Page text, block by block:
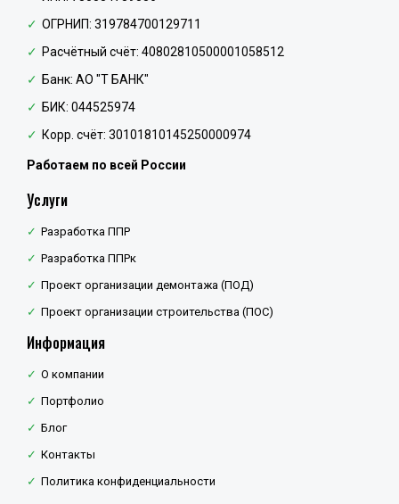
ОГРНИП: 319784700129711
Расчётный счёт: 40802810500001058512
Банк: АО "Т БАНК"
БИК: 044525974
Корр. счёт: 30101810145250000974
Работаем по всей России
Услуги
Разработка ППР
Разработка ППРк
Проект организации демонтажа (ПОД)
Проект организации строительства (ПОС)
Информация
О компании
Портфолио
Блог
Контакты
Политика конфиденциальности